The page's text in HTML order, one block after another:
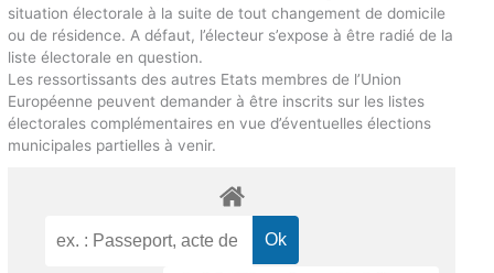
situation électorale à la suite de tout changement de domicile
ou de résidence. A défaut, l’électeur s’expose à être radié de la
liste électorale en question.
Les ressortissants des autres Etats membres de l’Union
Européenne peuvent demander à être inscrits sur les listes
électorales complémentaires en vue d’éventuelles élections
municipales partielles à venir.